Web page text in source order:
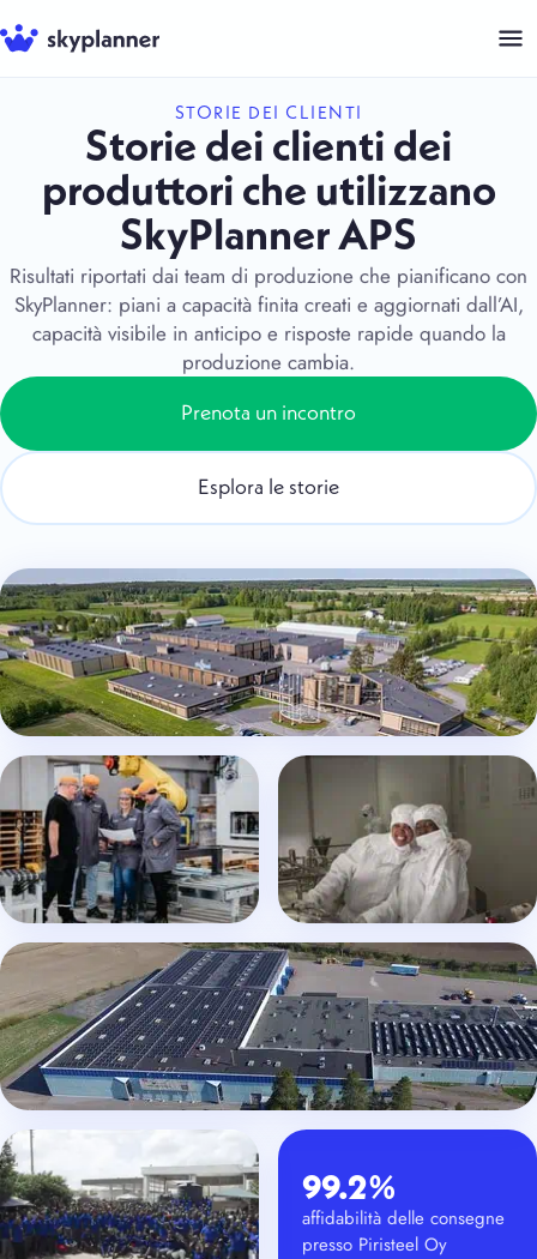
Vai
al
STORIE DEI CLIENTI
Storie dei clienti dei
produttori che utilizzano
SkyPlanner APS
Risultati riportati dai team di produzione che pianificano con
SkyPlanner: piani a capacità finita creati e aggiornati dall’AI,
capacità visibile in anticipo e risposte rapide quando la
produzione cambia.
Prenota un incontro
Esplora le storie
99.2%
affidabilità delle consegne
presso Piristeel Oy